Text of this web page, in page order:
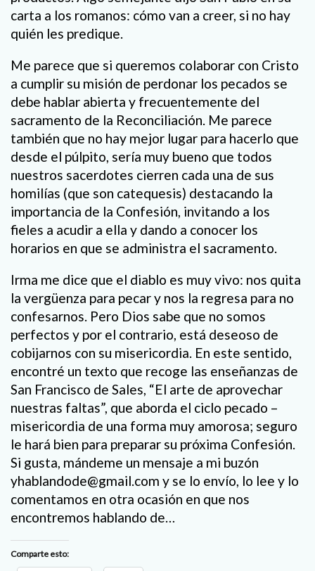
carta a los romanos: cómo van a creer, si no hay
quién les predique.
Me parece que si queremos colaborar con Cristo
a cumplir su misión de perdonar los pecados se
debe hablar abierta y frecuentemente del
sacramento de la Reconciliación. Me parece
también que no hay mejor lugar para hacerlo que
desde el púlpito, sería muy bueno que todos
nuestros sacerdotes cierren cada una de sus
homilías (que son catequesis) destacando la
importancia de la Confesión, invitando a los
fieles a acudir a ella y dando a conocer los
horarios en que se administra el sacramento.
Irma me dice que el diablo es muy vivo: nos quita
la vergüenza para pecar y nos la regresa para no
confesarnos. Pero Dios sabe que no somos
perfectos y por el contrario, está deseoso de
cobijarnos con su misericordia. En este sentido,
encontré un texto que recoge las enseñanzas de
San Francisco de Sales, “El arte de aprovechar
nuestras faltas”, que aborda el ciclo pecado –
misericordia de una forma muy amorosa; seguro
le hará bien para preparar su próxima Confesión.
Si gusta, mándeme un mensaje a mi buzón
yhablandode@gmail.com y se lo envío, lo lee y lo
comentamos en otra ocasión en que nos
encontremos hablando de…
Comparte esto: